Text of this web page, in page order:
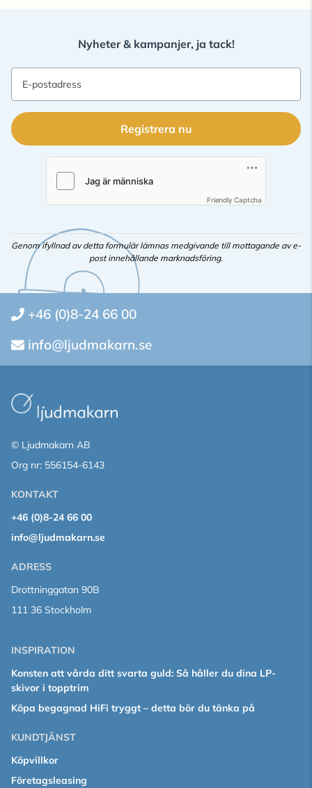
Nyheter & kampanjer, ja tack!
E-postadress
Registrera nu
Friendly Captcha
Genom ifyllnad av detta formulär lämnas medgivande till mottagande av e-
post innehållande marknadsföring.
+46 (0)8-24 66 00
info@ljudmakarn.se
© Ljudmakarn AB
Org nr: 556154-6143
KONTAKT
+46 (0)8-24 66 00
info@ljudmakarn.se
ADRESS
Drottninggatan 90B
111 36 Stockholm
INSPIRATION
Konsten att vårda ditt svarta guld: Så håller du dina LP-
skivor i topptrim
Köpa begagnad HiFi tryggt – detta bör du tänka på
KUNDTJÄNST
Köpvillkor
Företagsleasing